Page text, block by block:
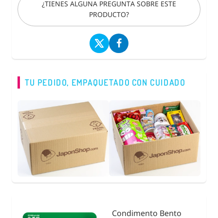
¿TIENES ALGUNA PREGUNTA SOBRE ESTE
PRODUCTO?
TU PEDIDO, EMPAQUETADO CON CUIDADO
Condimento Bento